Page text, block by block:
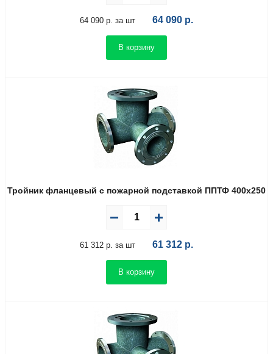
64 090 р. за шт 64 090 р.
В корзину
Тройник фланцевый с пожарной подставкой ППТФ 400х250
61 312 р. за шт 61 312 р.
В корзину